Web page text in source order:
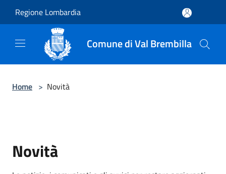
Regione Lombardia
Comune di Val Brembilla
Home > Novità
Novità